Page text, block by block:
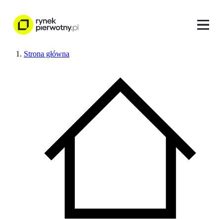
Strona główna